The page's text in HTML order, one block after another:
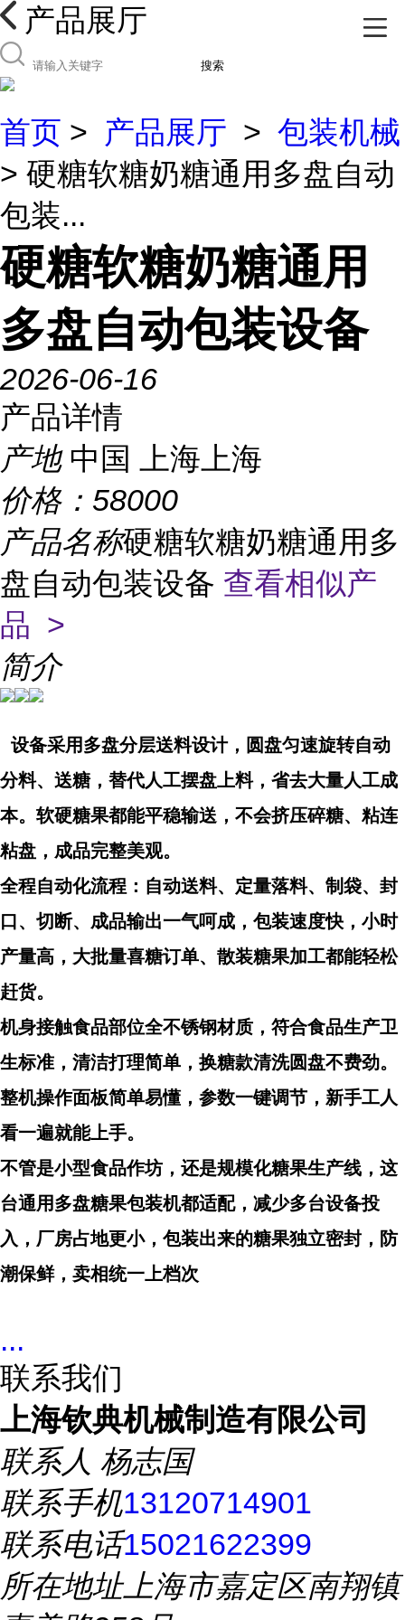
产品展厅
搜索
首页 > 产品展厅 > 包装机械
> 硬糖软糖奶糖通用多盘自动
包装...
硬糖软糖奶糖通用
多盘自动包装设备
2026-06-16
产品详情
产地 中国 上海上海
价格： 58000
产品名称硬糖软糖奶糖通用多
盘自动包装设备 查看相似产
品 >
简介
设备采用多盘分层送料设计，圆盘匀速旋转自动
分料、送糖，替代人工摆盘上料，省去大量人工成
本。软硬糖果都能平稳输送，不会挤压碎糖、粘连
粘盘，成品完整美观。
全程自动化流程：自动送料、定量落料、制袋、封
口、切断、成品输出一气呵成，包装速度快，小时
产量高，大批量喜糖订单、散装糖果加工都能轻松
赶货。
机身接触食品部位全不锈钢材质，符合食品生产卫
生标准，清洁打理简单，换糖款清洗圆盘不费劲。
整机操作面板简单易懂，参数一键调节，新手工人
看一遍就能上手。
不管是小型食品作坊，还是规模化糖果生产线，这
台通用多盘糖果包装机都适配，减少多台设备投
入，厂房占地更小，包装出来的糖果独立密封，防
潮保鲜，卖相统一上档次
...
联系我们
上海钦典机械制造有限公司
联系人 杨志国
联系手机13120714901
联系电话15021622399
所在地址上海市嘉定区南翔镇